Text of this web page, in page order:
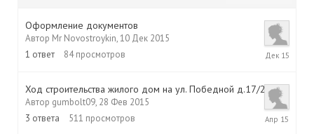
Оформление документов
Автор Mr Novostroykin,10 Дек 2015
1 ответ 84 просмотров
10
Дек
Ход строительства жилого дом на ул. Победной д.17/2
Автор gumbolt09, 28 Фев 2015
3 ответа 511 просмотров
30
Апр